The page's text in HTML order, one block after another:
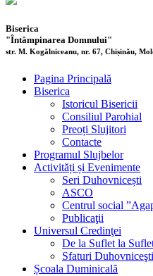
Biserica
"Întâmpinarea Domnului"
str. M. Kogălniceanu, nr. 67, Chișinău,
Pagina Principală
Biserica
Istoricul Bisericii
Consiliul Parohial
Preoți Slujitori
Contacte
Programul Slujbelor
Activități și Evenimente
Seri Duhovnicești
ASCO
Centrul social
Publicaţii
Universul Credinţei
De la Suflet la
Sfaturi Duhovniceşti
Școala Duminicală